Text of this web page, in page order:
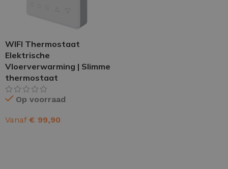
WIFI Thermostaat
Elektrische
Vloerverwarming | Slimme
thermostaat
Op voorraad
Vanaf € 99,90